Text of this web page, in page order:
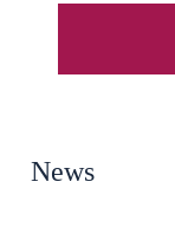
News